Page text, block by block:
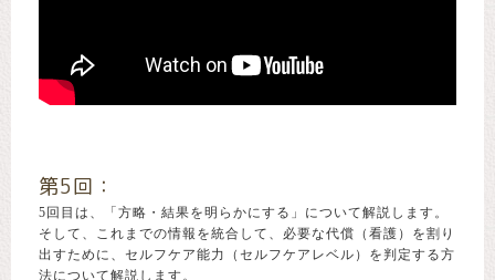
第5回：
5回目は、「方略・結果を明らかにする」について解説します。
そして、これまでの情報を統合して、必要な代償（看護）を割り
出すために、セルフケア能力（セルフケアレベル）を判定する方
法について解説します。